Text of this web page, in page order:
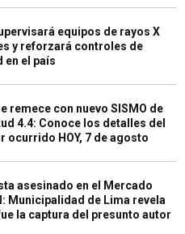
equipos de rayos X
y reforzará controles de
en el país
remece con nuevo SISMO de
4.4: Conoce los detalles del
ocurrido HOY, 7 de agosto
asesinado en el Mercado
Municipalidad de Lima revela
la captura del presunto autor